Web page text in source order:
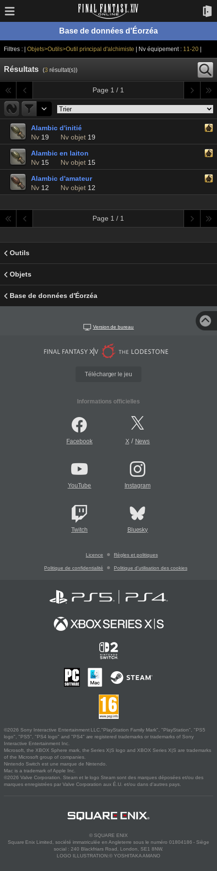
Base de données d'Éorzéa
Filtres : | Objets>Outils>Outil principal d'alchimiste | Nv équipement : 11-20|
Résultats (3 résultat(s))
Page 1 / 1
Alambic d'initié
Nv 19 Nv objet 19
Alambic en laiton
Nv 15 Nv objet 15
Alambic d'amateur
Nv 12 Nv objet 12
Page 1 / 1
Outils
Objets
Base de données d'Éorzéa
Version de bureau
Télécharger le jeu
Informations officielles
Facebook X/ News
YouTube Instagram
Twitch Bluesky
Licence Règles et politiques
Politique de confidentialité Politique d'utilisation des cookies
©2026 Sony Interactive Entertainment LLC."PlayStation Family Mark", "PlayStation", "PS5
logo", "PS5", "PS4 logo" and "PS4" are registered trademarks or trademarks of Sony
Interactive Entertainment Inc.
Microsoft, the XBOX Sphere mark, the Series X|S logo and XBOX Series X|S are trademarks
of the Microsoft group of companies.
Nintendo Switch est une marque de Nintendo.
Mac is a trademark of Apple Inc.
©2026 Valve Corporation. Steam et le logo Steam sont des marques déposées et/ou des
marques enregistrées par Valve Corporation aux É.U. et/ou dans d'autres pays.
© SQUARE ENIX
Square Enix Limited, société immatriculée en Angleterre sous le numéro 01804186 - Siège
social : 240 Blackfriars Road, London, SE1 8NW.
LOGO ILLUSTRATION:© YOSHITAKA AMANO